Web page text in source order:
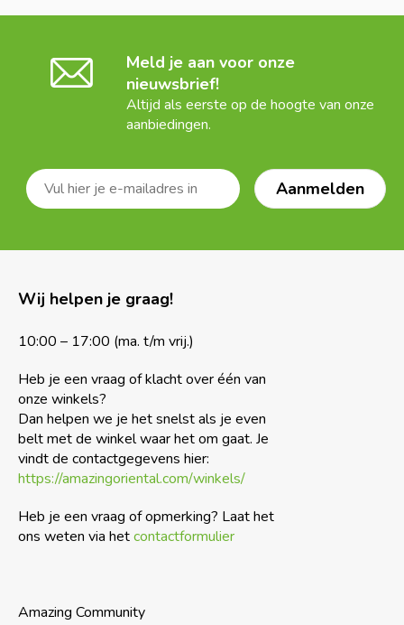
Meld je aan voor onze
nieuwsbrief!
Altijd als eerste op de hoogte van onze
aanbiedingen.
Wij helpen je graag!
10:00 – 17:00 (ma. t/m vrij.)
Heb je een vraag of klacht over één van
onze winkels?
Dan helpen we je het snelst als je even
belt met de winkel waar het om gaat. Je
vindt de contactgegevens hier:
https://amazingoriental.com/winkels/
Heb je een vraag of opmerking? Laat het
ons weten via hetcontactformulier
Amazing Community